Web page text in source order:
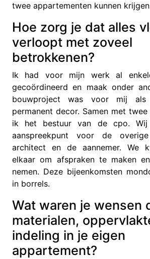
twee appartementen kunnen
Hoe zorg je dat alles
verloopt met zoveel
betrokkenen?
Ik had voor mijn werk al
gecoördineerd en maak onder
bouwproject was voor mij
permanent decor. Samen met
ik het bestuur van de cpo. Wij
aanspreekpunt voor de
architect en de aannemer. We
elkaar om afspraken te maken
nemen. Deze bijeenkomsten
in borrels.
Wat waren je wensen
materialen,
indeling in je eigen
appartement?